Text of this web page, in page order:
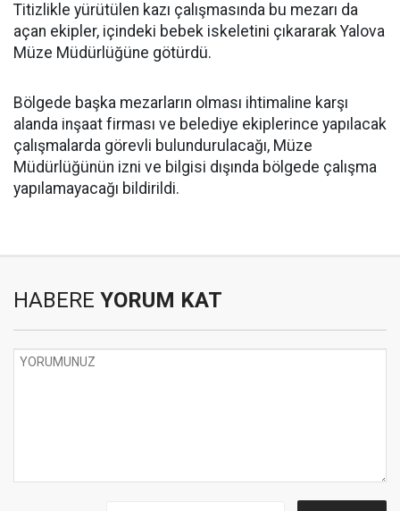
Titizlikle yürütülen kazı çalışmasında bu mezarı da
açan ekipler, içindeki bebek iskeletini çıkararak Yalova
Müze Müdürlüğüne götürdü.
Bölgede başka mezarların olması ihtimaline karşı
alanda inşaat firması ve belediye ekiplerince yapılacak
çalışmalarda görevli bulundurulacağı, Müze
Müdürlüğünün izni ve bilgisi dışında bölgede çalışma
yapılamayacağı bildirildi.
HABERE YORUM KAT